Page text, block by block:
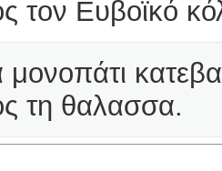
τον Ευβοϊκό
τη θαλασσα.